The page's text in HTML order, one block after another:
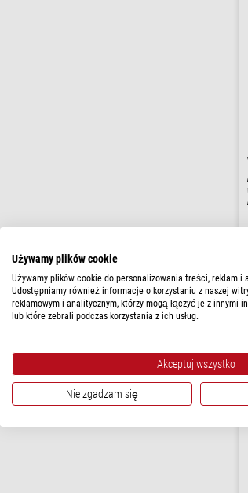
Używamy plików cookie
Używamy plików cookie do personalizowania treści, reklam i
Udostępniamy również informacje o korzystaniu z naszej
reklamowym i analitycznym, którzy mogą łączyć je z innymi
lub które zebrali podczas korzystania z ich usług.
Akceptuj wszystko
Nie zgadzam się